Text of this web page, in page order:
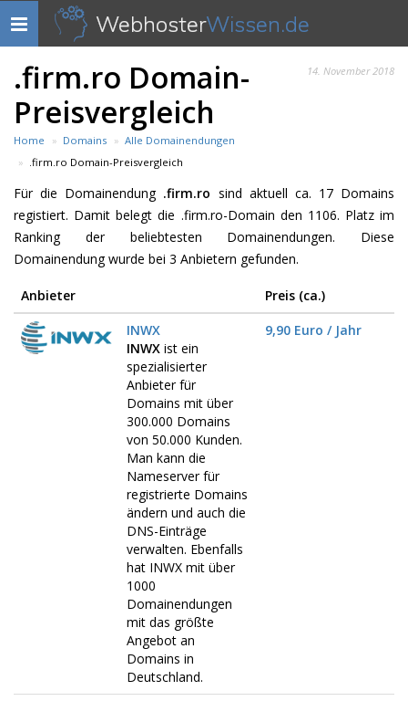
Navigation
anzeigen
WebhosterWissen.de
14. November 2018
.firm.ro Domain-
Preisvergleich
Home Domains
Alle Domainendungen
.firm.ro Domain-Preisvergleich
Für die Domainendung .firm.ro sind aktuell ca. 17 Domains
registiert. Damit belegt die .firm.ro-Domain den 1106. Platz im
Ranking der beliebtesten Domainendungen. Diese
Domainendung wurde bei 3 Anbietern gefunden.
Anbieter
Preis (ca.)
INWX
INWX ist ein
spezialisierter
Anbieter für
Domains mit über
300.000 Domains
von 50.000 Kunden.
Man kann die
Nameserver für
registrierte Domains
ändern und auch die
DNS-Einträge
verwalten. Ebenfalls
hat INWX mit über
1000
Domainendungen
mit das größte
Angebot an
Domains in
Deutschland.
9,90 Euro / Jahr